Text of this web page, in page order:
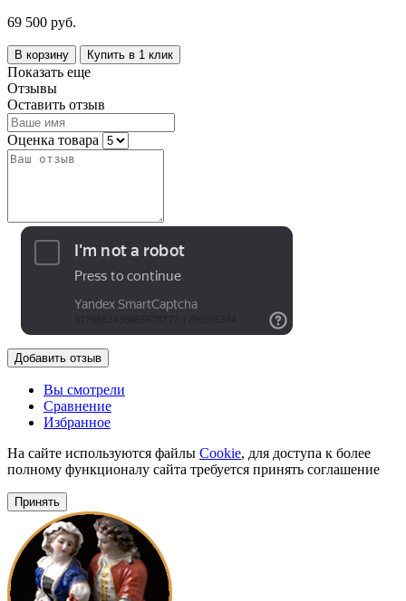
69 500 руб.
В корзину Купить в 1 клик
Показать еще
Отзывы
Оставить отзыв
Оценка товара
Добавить отзыв
Вы смотрели
Сравнение
Избранное
На сайте используются файлы Cookie, для доступа к более
полному функционалу сайта требуется принять соглашение
Принять